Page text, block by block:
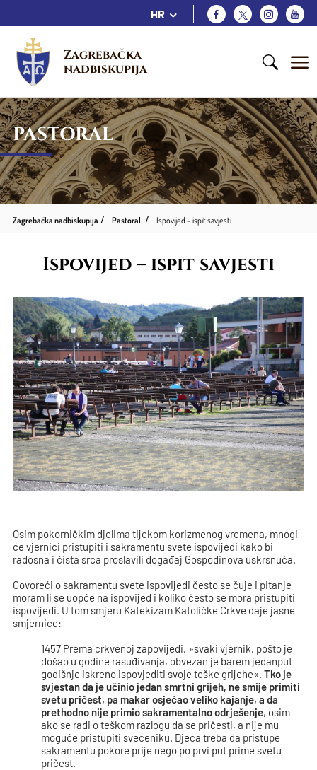
HR
Zagrebačka
nadbiskupija
PASTORAL
Zagrebačka nadbiskupija Pastoral Ispovijed – ispit savjesti
Ispovijed – ispit savjesti
Osim pokorničkim djelima tijekom korizmenog vremena, mnogi
će vjernici pristupiti i sakramentu svete ispovijedi kako bi
radosna i čista srca proslavili događaj Gospodinova uskrsnuća.
Govoreći o sakramentu svete ispovijedi često se čuje i pitanje
moram li se uopće na ispovijed i koliko često se mora pristupiti
ispovijedi. U tom smjeru Katekizam Katoličke Crkve daje jasne
smjernice:
1457 Prema crkvenoj zapovijedi, »svaki vjernik, pošto je
došao u godine rasuđivanja, obvezan je barem jedanput
godišnje iskreno ispovjediti svoje teške grijehe«.Tko je
svjestan da je učinio jedan smrtni grijeh, ne smije primiti
svetu pričest, pa makar osjećao veliko kajanje, a da
prethodno nije primio sakramentalno odrješenje, osim
ako se radi o teškom razlogu da se pričesti, a nije mu
moguće pristupiti svećeniku. Djeca treba da pristupe
sakramentu pokore prije nego po prvi put prime svetu
pričest.